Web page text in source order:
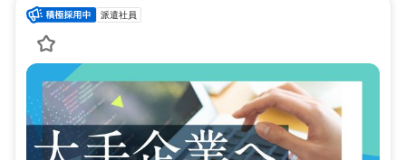
派遣社員